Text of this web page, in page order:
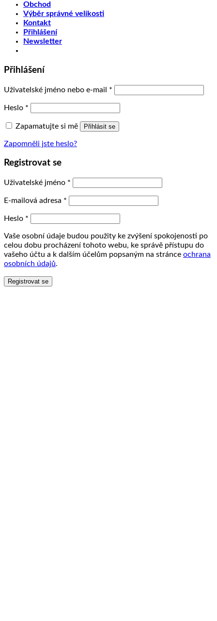
Obchod
Výběr správné velikosti
Kontakt
Přihlášení
Newsletter
Přihlášení
Uživatelské jméno nebo e-mail *
Heslo *
Zapamatujte si mě Přihlásit se
Zapomněli jste heslo?
Registrovat se
Uživatelské jméno *
E-mailová adresa *
Heslo *
Vaše osobní údaje budou použity ke zvýšení spokojenosti po
celou dobu procházení tohoto webu, ke správě přístupu do
vašeho účtu a k dalším účelům popsaným na stránce ochrana
osobních údajů.
Registrovat se